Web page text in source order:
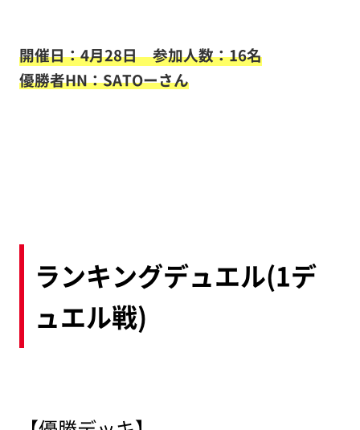
開催日：4月28日 参加人数：16名
優勝者HN：SATOーさん
ランキングデュエル(1デ
ュエル戦)